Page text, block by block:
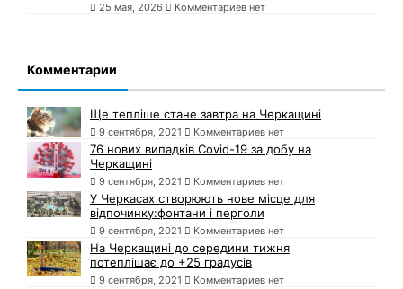
25 мая, 2026 Комментариев нет
Комментарии
Ще тепліше стане завтра на Черкащині
9 сентября, 2021 Комментариев нет
76 нових випадків Covid-19 за добу на
Черкащині
9 сентября, 2021 Комментариев нет
У Черкасах створюють нове місце для
відпочинку:фонтани і перголи
9 сентября, 2021 Комментариев нет
На Черкащині до середини тижня
потеплішає до +25 градусів
9 сентября, 2021 Комментариев нет